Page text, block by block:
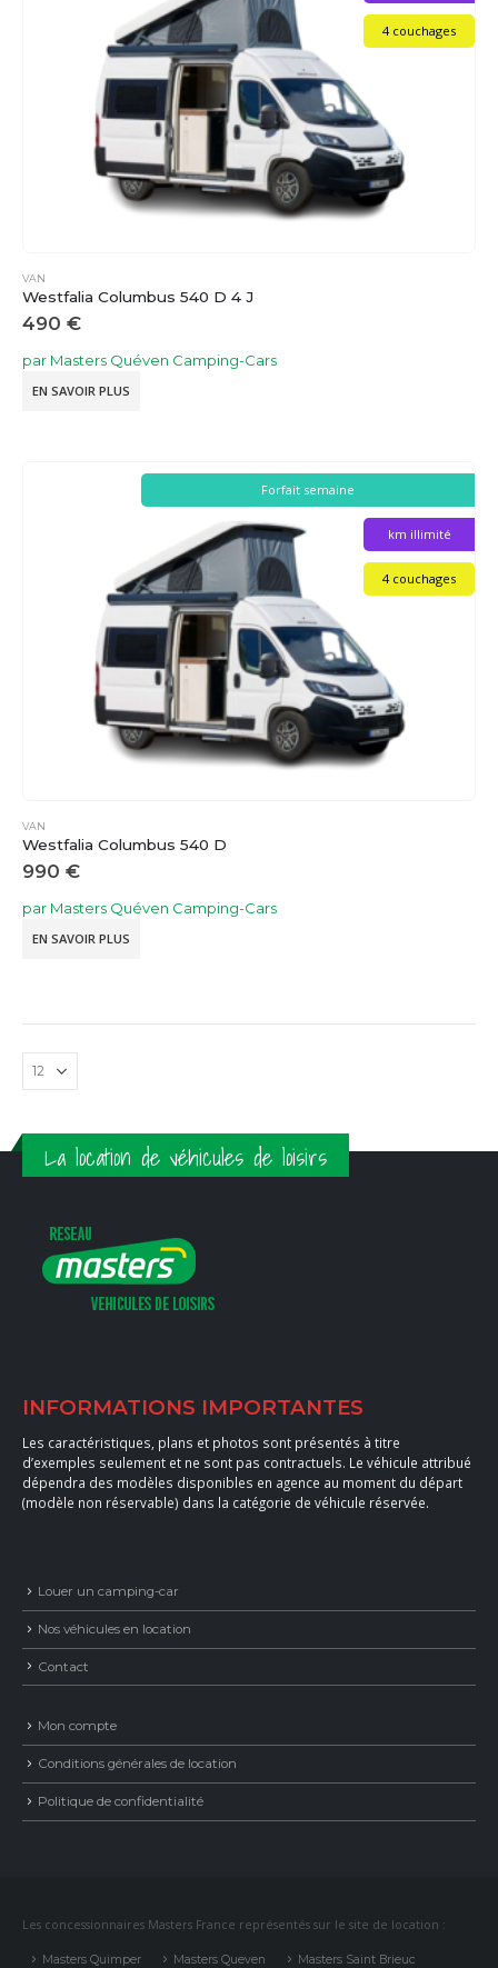
4 couchages
VAN
Westfalia Columbus 540 D 4 J
490 €
par Masters Quéven Camping-Cars
EN SAVOIR PLUS
Forfait semaine
4 couchages
km illimité
VAN
Westfalia Columbus 540 D
990 €
par Masters Quéven Camping-Cars
EN SAVOIR PLUS
La location de véhicules de loisirs
INFORMATIONS IMPORTANTES
Les caractéristiques, plans et photos sont présentés à titre
d’exemples seulement et ne sont pas contractuels. Le véhicule attribué
dépendra des modèles disponibles en agence au moment du départ
(modèle non réservable) dans la catégorie de véhicule réservée.
Louer un camping-car
Nos véhicules en location
Contact
Mon compte
Conditions générales de location
Politique de confidentialité
Les concessionnaires Masters France représentés sur le site de location :
Masters Quimper Masters Queven Masters Saint Brieuc